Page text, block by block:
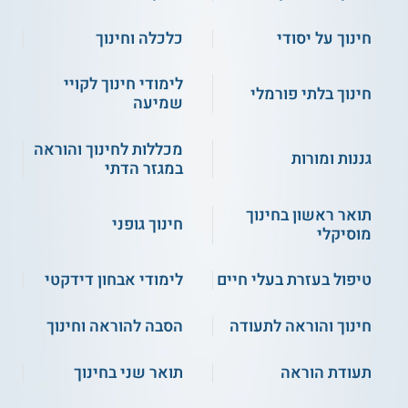
ציון סיווג באנגלית
ציון יע"ל לסיווג עברית למי ששפת ההוראה
ראיון קבלה לחוג לחינוך מיוחד
מועמדים שאינם עומדים בתנאי הקבלה
וההרשמה ולהגיש מועמדות ללימודים ולועדת
חריגים
מחפשים להתקבל בלי הפסיכומטרי?
תעודה
ההכשרה המעשית, מקבלים תואר בוגר B.Ed בהוראה בהתמחות
חינוך על יסודי
כלכלה וחינוך
חינוך בלתי פורמלי
לימודי חינוך לקויי
שמיעה
גננות ומורות
מכללות לחינוך והוראה
במגזר הדתי
תואר ראשון בחינוך
מוסיקלי
חינוך גופני
טיפול בעזרת בעלי חיים
לימודי אבחון דידקטי
חינוך והוראה לתעודה
הסבה להוראה וחינוך
תעודת הוראה
תואר שני בחינוך